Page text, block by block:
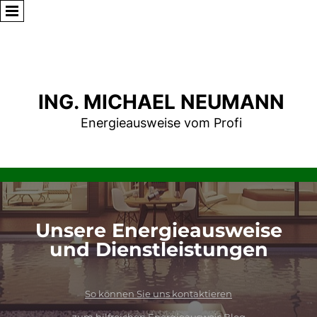
ING. MICHAEL NEUMANN
Energieausweise vom Profi
Unsere Energieausweise
und Dienstleistungen
Energieausweis, Energieausweis online, Energieausweis online bestellen, energieausweis erstellen,
energieausweis kosten, energieausweis österreich, energieausweisvorlagegesetz, energieausweis haus,
So können Sie uns kontaktieren